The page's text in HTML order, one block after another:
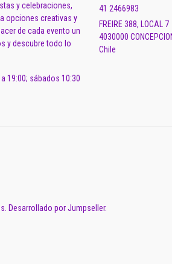
y celebraciones,
opciones creativas y
de cada evento un
y descubre todo lo
19:00; sábados 10:30
41 2466983
FREIRE 388, LOCAL 7
4030000
Chile
Desarrollado por Jumpseller.